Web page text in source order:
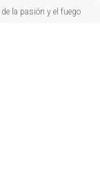
la pasión y el fuego